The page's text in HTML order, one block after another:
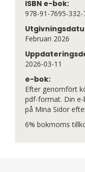
ISBN e-bok:
978-91-7695-332-
Februari 2026
2026-03-11
e-bok:
Efter genomfört
pdf-format. Din
på Mina Sidor
6% bokmoms